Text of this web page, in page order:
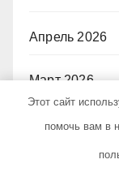
Апрель 2026
Март 2026
Февраль 2026
Этот сайт
помочь вам в